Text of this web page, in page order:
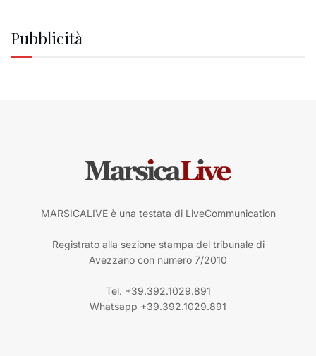
Pubblicità
MARSICALIVE è una testata di LiveCommunication
Registrato alla sezione stampa del tribunale di
Avezzano con numero 7/2010
Tel. +39.392.1029.891
Whatsapp +39.392.1029.891